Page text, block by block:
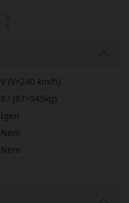
V (V=240 km/h)
87 (87=545kg)
Igen
Nem
Nem